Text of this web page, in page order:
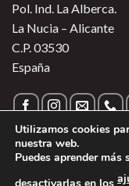
Pol. Ind. La Alberca.
La Nucia – Alicante
C.P. 03530
España
Utilizamos cookies
nuestra web.
Puedes aprender